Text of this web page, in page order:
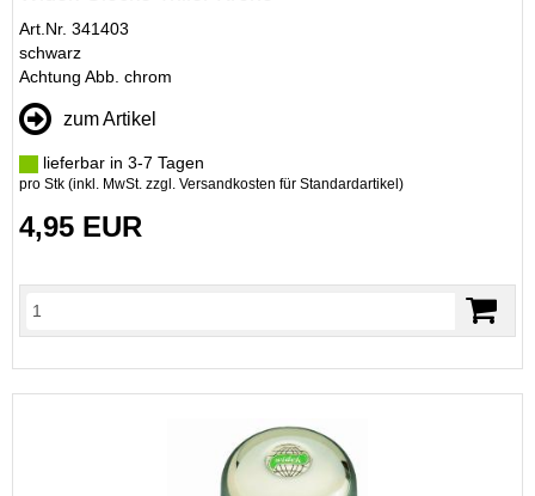
Art.Nr. 341403
schwarz
Achtung Abb. chrom
zum Artikel
lieferbar in 3-7 Tagen
pro Stk (inkl. MwSt. zzgl. Versandkosten für Standardartikel )
4,95 EUR